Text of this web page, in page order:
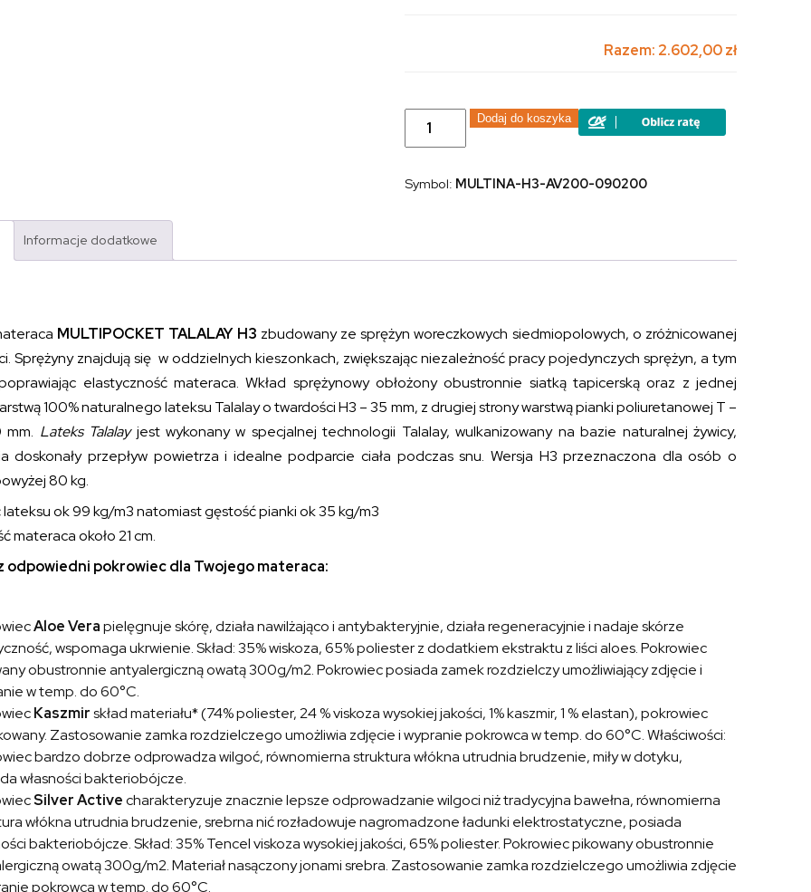
Razem: 2.602,00 zł
ilość
Materac
sprężynowy
naturalnego
90x200
Dodaj do koszyka
Symbol: MULTINA-H3-AV200-090200
Informacje dodatkowe
MULTIPOCKET TALALAY H3 zbudowany ze sprężyn woreczkowych siedmiopolowych, o zróżnicowanej
Sprężyny znajdują się w oddzielnych kieszonkach, zwiększając niezależność pracy pojedynczych sprężyn, a tym
elastyczność materaca. Wkład sprężynowy obłożony obustronnie siatką tapicerską oraz z jednej
100% naturalnego lateksu Talalay o twardości H3 – 35 mm, z drugiej strony warstwą pianki poliuretanowej T –
Lateks Talalayjest wykonany w specjalnej technologii Talalay, wulkanizowany na bazie naturalnej żywicy,
doskonały przepływ powietrza i idealne podparcie ciała podczas snu. Wersja H3 przeznaczona dla osób o
80 kg.
ok 99 kg/m3natomiast gęstość pianki ok 35 kg/m3
materaca około 21 cm.
odpowiedni pokrowiec dla Twojego materaca:
Aloe Verapielęgnuje skórę, działa nawilżająco i antybakteryjnie, działa regeneracyjnie i nadaje skórze
wspomaga ukrwienie. Skład: 35% wiskoza, 65% poliester z dodatkiem ekstraktu z liści aloes. Pokrowiec
obustronnie antyalergiczną owatą 300g/m2. Pokrowiec posiada zamek rozdzielczy umożliwiający zdjęcie i
w temp. do 60°C.
Kaszmirskład materiału* (74% poliester, 24 % viskoza wysokiej jakości, 1% kaszmir, 1 % elastan), pokrowiec
Zastosowanie zamka rozdzielczego umożliwia zdjęcie i wypranie pokrowca w temp. do 60°C. Właściwości:
bardzo dobrze odprowadza wilgoć, równomierna struktura włókna utrudnia brudzenie, miły w dotyku,
własności bakteriobójcze.
Silver Activecharakteryzuje znacznie lepsze odprowadzanie wilgoci niż tradycyjna bawełna, równomierna
włókna utrudnia brudzenie, srebrna nić rozładowuje nagromadzone ładunki elektrostatyczne, posiada
bakteriobójcze. Skład: 35% Tencel viskoza wysokiej jakości, 65% poliester. Pokrowiec pikowany obustronnie
owatą 300g/m2. Materiał nasączony jonami srebra. Zastosowanie zamka rozdzielczego umożliwia zdjęcie
pokrowca w temp. do 60°C.